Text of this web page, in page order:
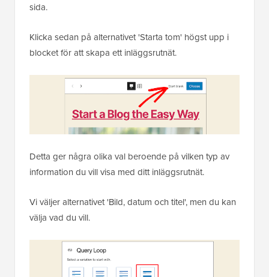
sida.
Klicka sedan på alternativet 'Starta tom' högst upp i
blocket för att skapa ett inläggsrutnät.
Detta ger några olika val beroende på vilken typ av
information du vill visa med ditt inläggsrutnät.
Vi väljer alternativet 'Bild, datum och titel', men du kan
välja vad du vill.